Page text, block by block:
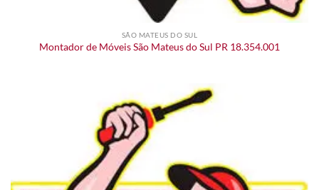
SÃO MATEUS DO SUL
Montador de Móveis São Mateus do Sul PR 18.354.001